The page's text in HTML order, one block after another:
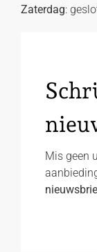
Zaterdag:
Mis geen